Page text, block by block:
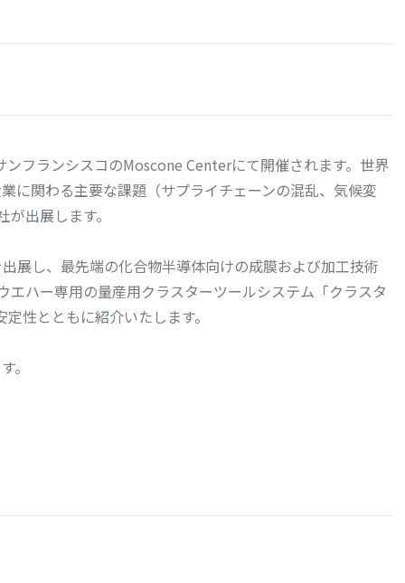
フランシスコのMoscone Centerにて開催されます。世界
に関わる主要な課題（サプライチェーンの混乱、気候変
出展します。
展し、最先端の化合物半導体向けの成膜および加工技術
ハー専用の量産用クラスターツールシステム「クラスタ
性とともに紹介いたします。
。